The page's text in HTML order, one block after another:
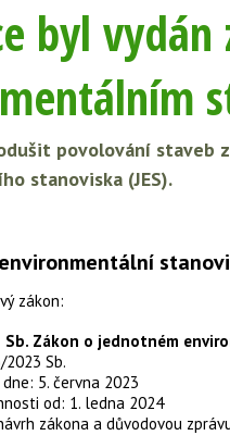
byl
povolování staveb
stanoviska (JES).
zákon:
Zákon o jednotném
Sb.
5. června 2023
od: 1. ledna 2024
zákona a důvodovou